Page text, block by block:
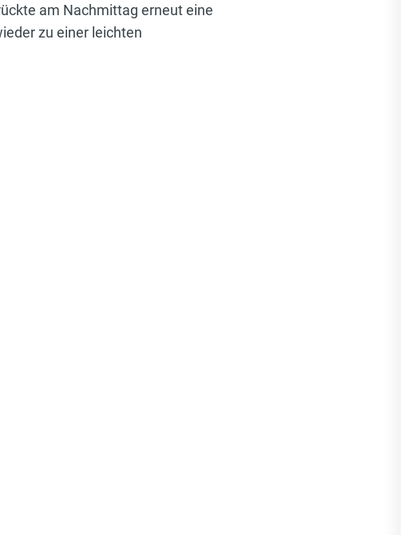
am Nachmittag erneut eine
zu einer leichten